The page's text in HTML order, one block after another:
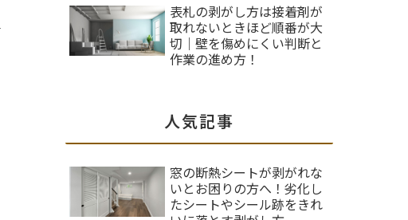
表札の剥がし方は接着剤が
取れないときほど順番が大
切｜壁を傷めにくい判断と
作業の進め方！
人気記事
窓の断熱シートが剥がれな
いとお困りの方へ！劣化し
たシートやシール跡をきれ